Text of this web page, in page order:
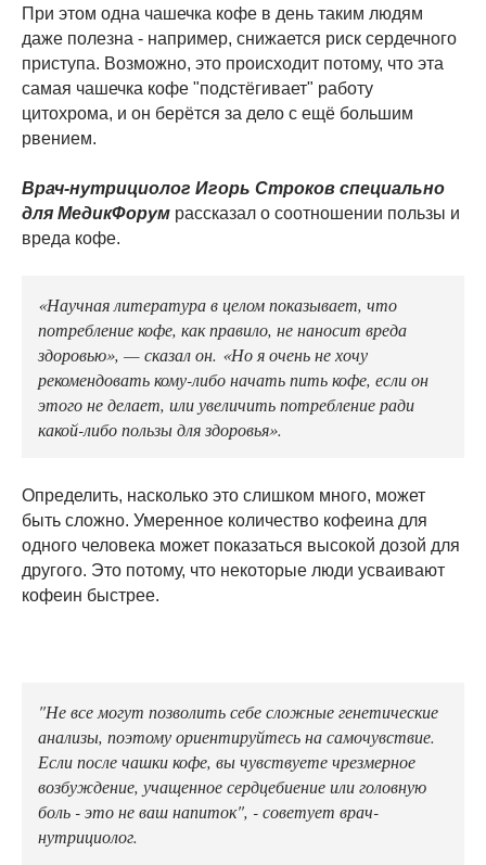
При этом одна чашечка кофе в день таким людям
даже полезна - например, снижается риск сердечного
приступа. Возможно, это происходит потому, что эта
самая чашечка кофе "подстёгивает" работу
цитохрома, и он берётся за дело с ещё большим
рвением.
Врач-нутрициолог Игорь Строков специально
для МедикФорум рассказал о соотношении пользы и
вреда кофе.
«Научная литература в целом показывает, что
потребление кофе, как правило, не наносит вреда
здоровью», — сказал он. «Но я очень не хочу
рекомендовать кому-либо начать пить кофе, если он
этого не делает, или увеличить потребление ради
какой-либо пользы для здоровья».
Определить, насколько это слишком много, может
быть сложно. Умеренное количество кофеина для
одного человека может показаться высокой дозой для
другого. Это потому, что некоторые люди усваивают
кофеин быстрее.
"Не все могут позволить себе сложные генетические
анализы, поэтому ориентируйтесь на самочувствие.
Если после чашки кофе, вы чувствуете чрезмерное
возбуждение, учащенное сердцебиение или головную
боль - это не ваш напиток", - советует врач-
нутрициолог.